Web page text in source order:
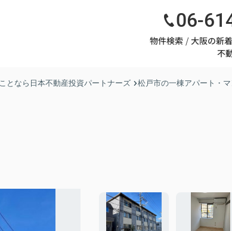
06-
物件検索
大阪の新
不
となら日本不動産投資パートナーズ 松戸市の一棟アパート・